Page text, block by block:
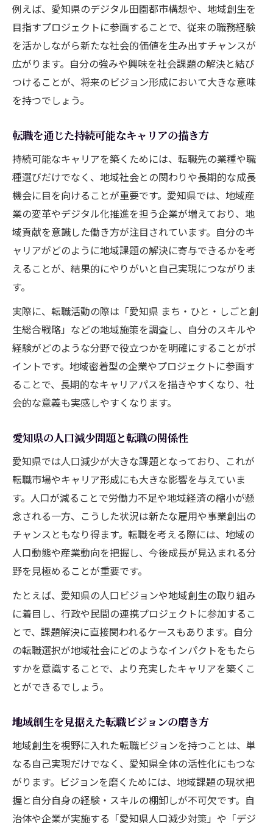
地域創生型転職で築く新しいキャリア像
愛知県の地域創生と転職の可能性を探る
転職でひらく地域資源活用の実践法
まち・ひと・しごと創生と転職の関係性
地域創生型転職に求められるスキルとは
転職で目指す持続可能な働き方の実践術
愛知県で叶えるサステナブルな転職の形
ホワイト企業へ転職するためのポイント
転職を通じた地域社会との共生の道
持続可能な働き方を選ぶ転職活動の工夫
デジタル田園都市を見据えた転職戦略
デジタル田園都市構想と転職の新潮流
転職で実現する地域のイノベーション推進
IT活用による転職先選びの新基準とは
デジタル分野で広がる転職機会の探し方
例えば、愛知県のデジタル田園都市構想や、地域創生を
目指すプロジェクトに参画することで、従来の職務経験
を活かしながら新たな社会的価値を生み出すチャンスが
広がります。自分の強みや興味を社会課題の解決と結び
つけることが、将来のビジョン形成において大きな意味
を持つでしょう。
転職を通じた持続可能なキャリアの描き方
持続可能なキャリアを築くためには、転職先の業種や職
種選びだけでなく、地域社会との関わりや長期的な成長
機会に目を向けることが重要です。愛知県では、地域産
業の変革やデジタル化推進を担う企業が増えており、地
域貢献を意識した働き方が注目されています。自分のキ
ャリアがどのように地域課題の解決に寄与できるかを考
えることが、結果的にやりがいと自己実現につながりま
す。
実際に、転職活動の際は「愛知県 まち・ひと・しごと創
生総合戦略」などの地域施策を調査し、自分のスキルや
経験がどのような分野で役立つかを明確にすることがポ
イントです。地域密着型の企業やプロジェクトに参画す
ることで、長期的なキャリアパスを描きやすくなり、社
会的な意義も実感しやすくなります。
愛知県の人口減少問題と転職の関係性
愛知県では人口減少が大きな課題となっており、これが
転職市場やキャリア形成にも大きな影響を与えていま
す。人口が減ることで労働力不足や地域経済の縮小が懸
念される一方、こうした状況は新たな雇用や事業創出の
チャンスともなり得ます。転職を考える際には、地域の
人口動態や産業動向を把握し、今後成長が見込まれる分
野を見極めることが重要です。
たとえば、愛知県の人口ビジョンや地域創生の取り組み
に着目し、行政や民間の連携プロジェクトに参加するこ
とで、課題解決に直接関われるケースもあります。自分
の転職選択が地域社会にどのようなインパクトをもたら
すかを意識することで、より充実したキャリアを築くこ
とができるでしょう。
地域創生を見据えた転職ビジョンの磨き方
地域創生を視野に入れた転職ビジョンを持つことは、単
なる自己実現だけでなく、愛知県全体の活性化にもつな
がります。ビジョンを磨くためには、地域課題の現状把
握と自分自身の経験・スキルの棚卸しが不可欠です。自
治体や企業が実施する「愛知県人口減少対策」や「デジ